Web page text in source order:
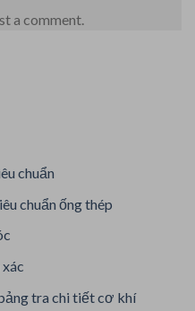
a comment.
chuẩn
chuẩn ống thép
tra chi tiết cơ khí